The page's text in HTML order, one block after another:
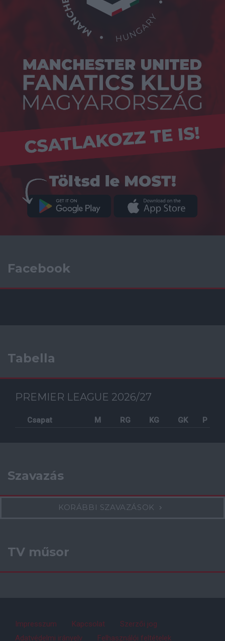
Facebook
Tabella
PREMIER LEAGUE 2026/27
Csapat M RG KG GK P
Szavazás
KORÁBBI SZAVAZÁSOK
TV műsor
Impresszum Kapcsolat
Szerzői jog
Adatvédelmi irányelv
Felhasználói feltételek